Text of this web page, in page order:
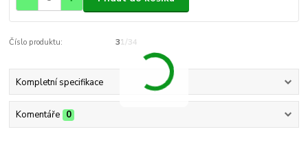
Číslo produktu: 31/34
Kompletní specifikace
Komentáře 0